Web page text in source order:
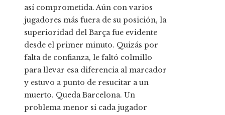
así comprometida. Aún con varios
jugadores más fuera de su posición, la
superioridad del Barça fue evidente
desde el primer minuto. Quizás por
falta de confianza, le faltó colmillo
para llevar esa diferencia al marcador
y estuvo a punto de resucitar a un
muerto. Queda Barcelona. Un
problema menor si cada jugador